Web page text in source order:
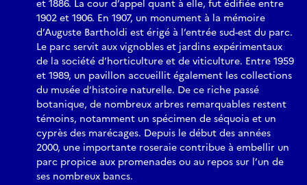
et 1886. La cour d’appel quant à elle, fut édifiée entre
1902 et 1906. En 1907, un monument à la mémoire
d’Auguste Bartholdi est érigé à l’entrée sud-est du parc.
Le parc servit aux vignobles et jardins expérimentaux
de la société d’horticulture et de viticulture. Entre 1959
et 1989, un pavillon accueillit également les collections
du musée d’histoire naturelle. De ce riche passé
botanique, de nombreux arbres remarquables restent
témoins, notamment un spécimen de séquoia et un
cyprès des marécages. Depuis le début des années
2000, une importante roseraie contribue à embellir un
parc propice aux promenades ou au repos sur l’un de
ses nombreux bancs.